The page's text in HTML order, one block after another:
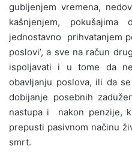
gubljenjem vremena,
kašnjenjem,
jednostavno prihvatanjem
poslovi’, a sve na račun
ispoljavati i u tome da
obavljanju poslova, ili da
dobijanje posebnih
nastupa i nakon penzije,
prepusti pasivnom načinu
smrt.